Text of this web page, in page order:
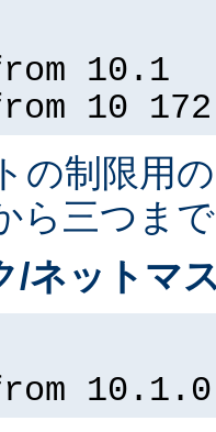
10.1
10
の制限用
ら三つま
/ネットマ